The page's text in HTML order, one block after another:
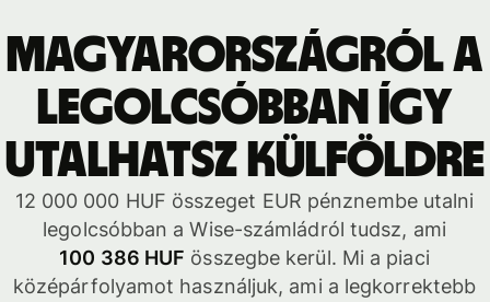
Magyarországról a
legolcsóbban így
utalhatsz külföldre
12 000 000 HUF összeget EUR pénznembe utalni
legolcsóbban a Wise-számládról tudsz, ami
100 386 HUF összegbe kerül. Mi a piaci
középárfolyamot használjuk, ami a legkorrektebb